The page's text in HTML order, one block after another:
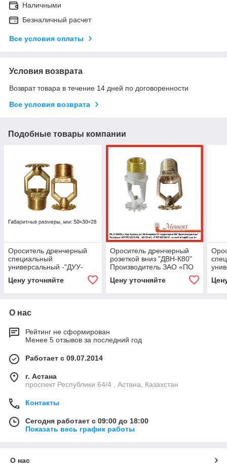
Наличными
Безналичный расчет
Все условия оплаты
Условия возврата
Возврат товара в течение 14 дней по договоренности
Все условия возврата
Подобные товары компании
Ороситель дренчерный
специальный
универсальный -"ДУУ-
К80" Производитель ЗАО
«ПО «Спецавтоматика»,
Цену уточняйте
Ороситель дренчерный
розеткой вниз "ДВН-К80"
Производитель ЗАО «ПО
«Спецавтоматика», Бийск
Цену уточняйте
«ПО
О нас
Рейтинг не сформирован
Менее 5 отзывов за последний год
Работает с 09.07.2014
г. Астана
проспект Республики 64/4 , Астана, Казахстан
Контакты
Сегодня работает с 09:00 до 18:00
Показать весь график работы
О нас